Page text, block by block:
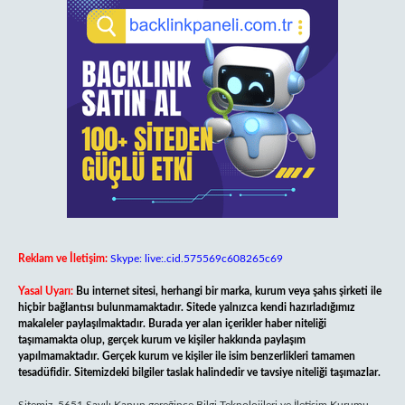
Reklam ve İletişim: Skype: live:.cid.575569c608265c69
Yasal Uyarı: Bu internet sitesi, herhangi bir marka, kurum veya şahıs şirketi ile
hiçbir bağlantısı bulunmamaktadır. Sitede yalnızca kendi hazırladığımız
makaleler paylaşılmaktadır. Burada yer alan içerikler haber niteliği
taşımamakta olup, gerçek kurum ve kişiler hakkında paylaşım
yapılmamaktadır. Gerçek kurum ve kişiler ile isim benzerlikleri tamamen
tesadüfidir. Sitemizdeki bilgiler taslak halindedir ve tavsiye niteliği taşımazlar.